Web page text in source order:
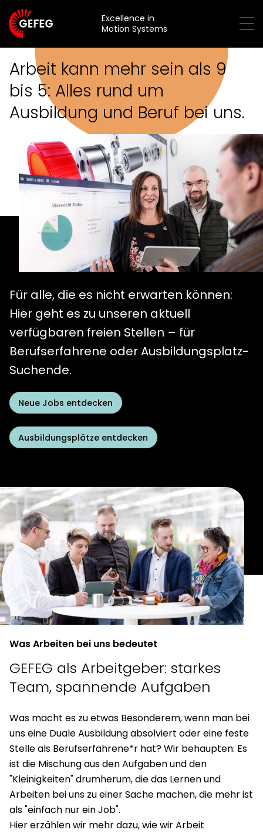
Excellence in
Motion Systems
Über
uns
Leistungen
Produkte
Anwendungen
Karriere
Aktuelles
Kontakt
Distributoren
Service &
Über
uns
Nachhaltigkeit
Qualität
Leistungen
& Produkte
Übersicht
Beratung
Entwicklung
Referenz-
Lösungen
Karriere
Übersicht
Wir als
Arbeitgeber
Stellenübersicht
Duale
Ausbildung
Stellen für
Berufserfahrene
Arbeit kann mehr sein als 9
bis 5: Alles rund um
Ausbildung und Beruf bei uns.
Für alle, die es nicht erwarten können:
Hier geht es zu unseren aktuell
verfügbaren freien Stellen – für
Berufserfahrene oder Ausbildungsplatz-
Suchende.
Neue Jobs entdecken
Ausbildungsplätze entdecken
Was Arbeiten bei uns bedeutet
GEFEG als Arbeitgeber: starkes
Team, spannende Aufgaben
Was macht es zu etwas Besonderem, wenn man bei
uns eine Duale Ausbildung absolviert oder eine feste
Stelle als Berufserfahrene*r hat? Wir behaupten: Es
ist die Mischung aus den Aufgaben und den
"Kleinigkeiten" drumherum, die das Lernen und
Arbeiten bei uns zu einer Sache machen, die mehr ist
als "einfach nur ein Job".
Hier erzählen wir mehr dazu, wie wir Arbeit